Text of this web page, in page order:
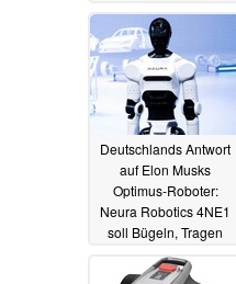
Deutschlands Antwort
auf Elon Musks
Optimus-Roboter:
Neura Robotics 4NE1
soll Bügeln, Tragen
und die Spülmaschine
ausräumen25.06.2025